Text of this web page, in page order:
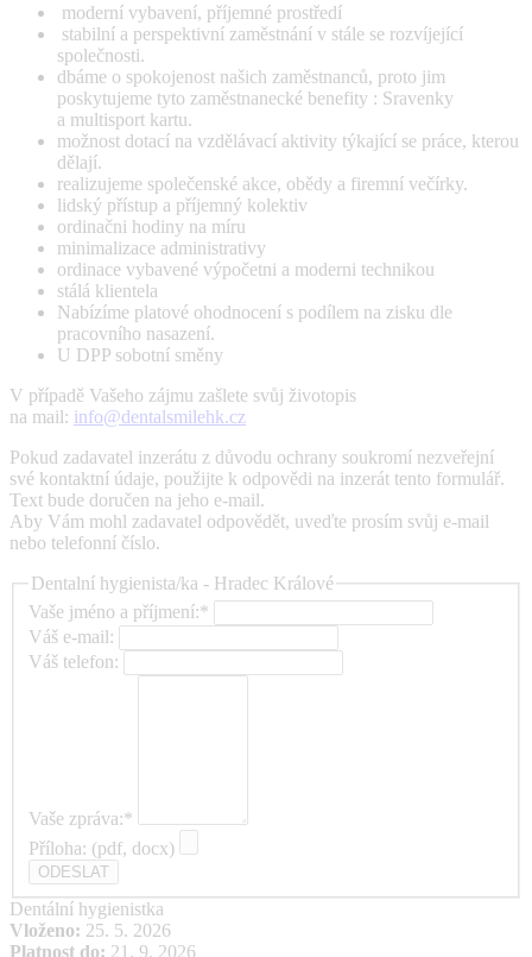
moderní vybavení, příjemné prostředí
stabilní a perspektivní zaměstnání v stále se rozvíjející
společnosti.
dbáme o spokojenost našich zaměstnanců, proto jim
poskytujeme tyto zaměstnanecké benefity : Sravenky
a multisport kartu.
možnost dotací na vzdělávací aktivity týkající se práce, kterou
dělají.
realizujeme společenské akce, obědy a firemní večírky.
lidský přístup a příjemný kolektiv
ordinačni hodiny na míru
minimalizace administrativy
ordinace vybavené výpočetni a moderni technikou
stálá klientela
Nabízíme platové ohodnocení s podílem na zisku dle
pracovního nasazení.
U DPP sobotní směny
V případě Vašeho zájmu zašlete svůj životopis
na mail: info@dentalsmilehk.cz
Pokud zadavatel inzerátu z důvodu ochrany soukromí nezveřejní
své kontaktní údaje, použijte k odpovědi na inzerát tento formulář.
Text bude doručen na jeho e-mail.
Aby Vám mohl zadavatel odpovědět, uveďte prosím svůj e-mail
nebo telefonní číslo.
Dentalní hygienista/ka - Hradec Králové
Vaše jméno a příjmení:*
Váš e-mail:
Váš telefon:
Vaše zpráva:*
Příloha: (pdf, docx)
Dentální hygienistka
Vloženo: 25. 5. 2026
Platnost do: 21. 9. 2026